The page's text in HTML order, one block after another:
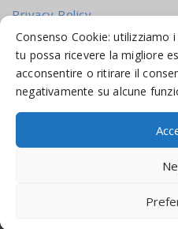
Consenso Cookie: utilizziamo
tu possa ricevere la migliore
acconsentire o ritirare il
negativamente su alcune
Privacy Policy
Cookie Policy